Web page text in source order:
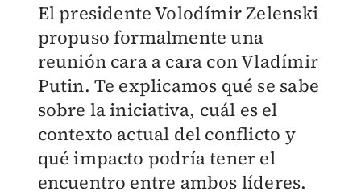
El presidente Volodímir Zelenski
propuso formalmente una
reunión cara a cara con Vladímir
Putin. Te explicamos qué se sabe
sobre la iniciativa, cuál es el
contexto actual del conflicto y
qué impacto podría tener el
encuentro entre ambos líderes.